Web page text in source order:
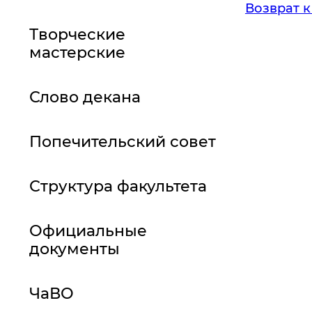
Творческие
мастерские
Слово декана
Попечительский совет
Структура факультета
Официальные
документы
ЧаВО
Возврат